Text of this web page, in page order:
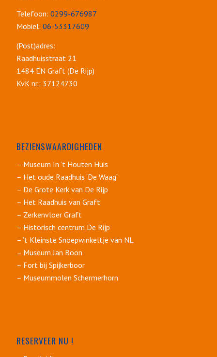
Telefoon: 0299-676987
Mobiel: 06-53317609
(Post)adres:
Raadhuisstraat 21
1484 EN Graft (De Rijp)
KvK nr.: 37124730
BEZIENSWAARDIGHEDEN
– Museum In ’t Houten Huis
– Het oude Raadhuis ‘De Waag’
– De Grote Kerk van De Rijp
– Het Raadhuis van Graft
– Zerkenvloer Graft
– Historisch centrum De Rijp
– ’t Kleinste Snoepwinkeltje van NL
– Museum Jan Boon
– Fort bij Spijkerboor
– Museummolen Schermerhorn
RESERVEER NU !